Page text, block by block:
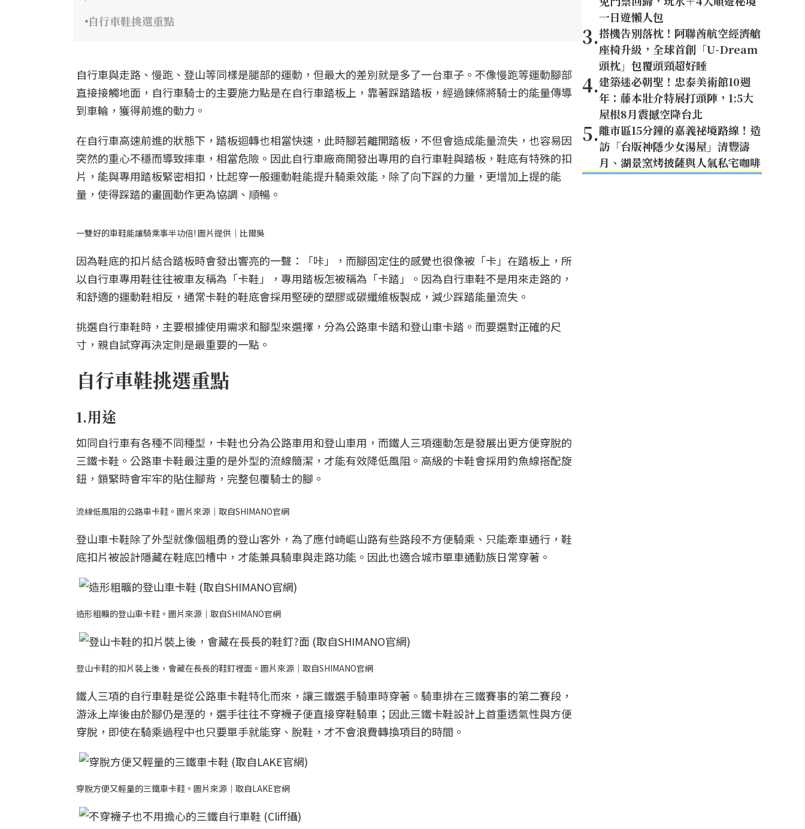
自行車鞋挑選重點
自行車與走路、慢跑、登山等同樣是腿部的運動，但最大的差別就是多了一台車子。不像慢跑等運動腳部
直接接觸地面，自行車騎士的主要施力點是在自行車踏板上，靠著踩踏踏板，經過鍊條將騎士的能量傳導
到車輪，獲得前進的動力。
在自行車高速前進的狀態下，踏板迴轉也相當快速，此時腳若離開踏板，不但會造成能量流失，也容易因
突然的重心不穩而導致摔車，相當危險。因此自行車廠商開發出專用的自行車鞋與踏板，鞋底有特殊的扣
片，能與專用踏板緊密相扣，比起穿一般運動鞋能提升騎乘效能，除了向下踩的力量，更增加上提的能
量，使得踩踏的畫圓動作更為協調、順暢。
一雙好的車鞋能讓騎乘事半功倍! 圖片提供｜比爾吳
因為鞋底的扣片結合踏板時會發出響亮的一聲：「咔」，而腳固定住的感覺也很像被「卡」在踏板上，所
以自行車專用鞋往往被車友稱為「卡鞋」，專用踏板怎被稱為「卡踏」。因為自行車鞋不是用來走路的，
和舒適的運動鞋相反，通常卡鞋的鞋底會採用堅硬的塑膠或碳纖維板製成，減少踩踏能量流失。
挑選自行車鞋時，主要根據使用需求和腳型來選擇，分為公路車卡踏和登山車卡踏。而要選對正確的尺
寸，親自試穿再決定則是最重要的一點。
自行車鞋挑選重點
1.用途
如同自行車有各種不同種型，卡鞋也分為公路車用和登山車用，而鐵人三項運動怎是發展出更方便穿脫的
三鐵卡鞋。公路車卡鞋最注重的是外型的流線簡潔，才能有效降低風阻。高級的卡鞋會採用釣魚線搭配旋
鈕，鎖緊時會牢牢的貼住腳背，完整包覆騎士的腳。
流線低風阻的公路車卡鞋。圖片來源｜取自SHIMANO官網
登山車卡鞋除了外型就像個粗勇的登山客外，為了應付崎嶇山路有些路段不方便騎乘、只能牽車通行，鞋
底扣片被設計隱藏在鞋底凹槽中，才能兼具騎車與走路功能。因此也適合城市單車通勤族日常穿著。
造形粗曠的登山車卡鞋。圖片來源｜取自SHIMANO官網
登山卡鞋的扣片裝上後，會藏在長長的鞋釘裡面。圖片來源｜取自SHIMANO官網
鐵人三項的自行車鞋是從公路車卡鞋特化而來，讓三鐵選手騎車時穿著。騎車排在三鐵賽事的第二賽段，
游泳上岸後由於腳仍是溼的，選手往往不穿襪子便直接穿鞋騎車；因此三鐵卡鞋設計上首重透氣性與方便
穿脫，即使在騎乘過程中也只要單手就能穿、脫鞋，才不會浪費轉換項目的時間。
穿脫方便又輕量的三鐵車卡鞋。圖片來源｜取自LAKE官網
一日遊懶人包
3.搭機告別落枕！阿聯酋航空經濟艙
座椅升級，全球首創「U-Dream
頭枕」包覆頭頸超好睡
4.建築迷必朝聖！忠泰美術館10週
年：藤本壯介特展打頭陣，1:5大
屋根8月震撼空降台北
5.離市區15分鐘的嘉義祕境路線！造
訪「台版神隱少女湯屋」清豐濤
月、湖景窯烤披薩與人氣私宅咖啡